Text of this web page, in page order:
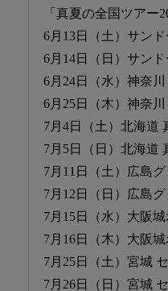
「真夏の全国ツアー
6月13日（土）サン
6月14日（日）サン
6月24日（水）神奈
6月25日（木）神奈
7月4日（土）北海道
7月5日（日）北海道
7月11日（土）広島
7月12日（日）広島
7月15日（水）大阪
7月16日（木）大阪
7月25日（土）宮城
7月26日（日）宮城